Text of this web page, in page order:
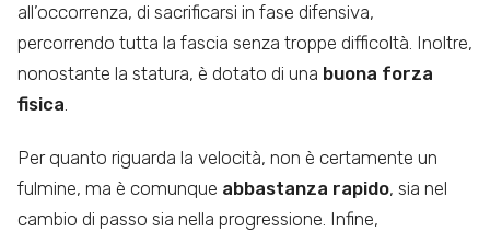
all’occorrenza, di sacrificarsi in fase difensiva,
percorrendo tutta la fascia senza troppe difficoltà. Inoltre,
nonostante la statura, è dotato di una buona forza
fisica.
Per quanto riguarda la velocità, non è certamente un
fulmine, ma è comunque abbastanza rapido, sia nel
cambio di passo sia nella progressione. Infine,